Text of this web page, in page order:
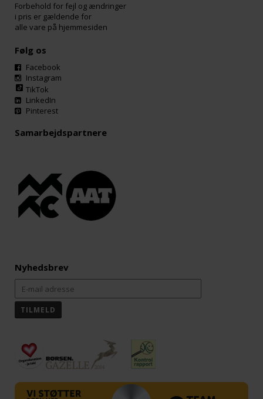
Forbehold for fejl og ændringer
i pris er gældende for
alle vare på hjemmesiden
Følg os
Facebook
Instagram
TikTok
LinkedIn
Pinterest
Samarbejdspartnere
Nyhedsbrev